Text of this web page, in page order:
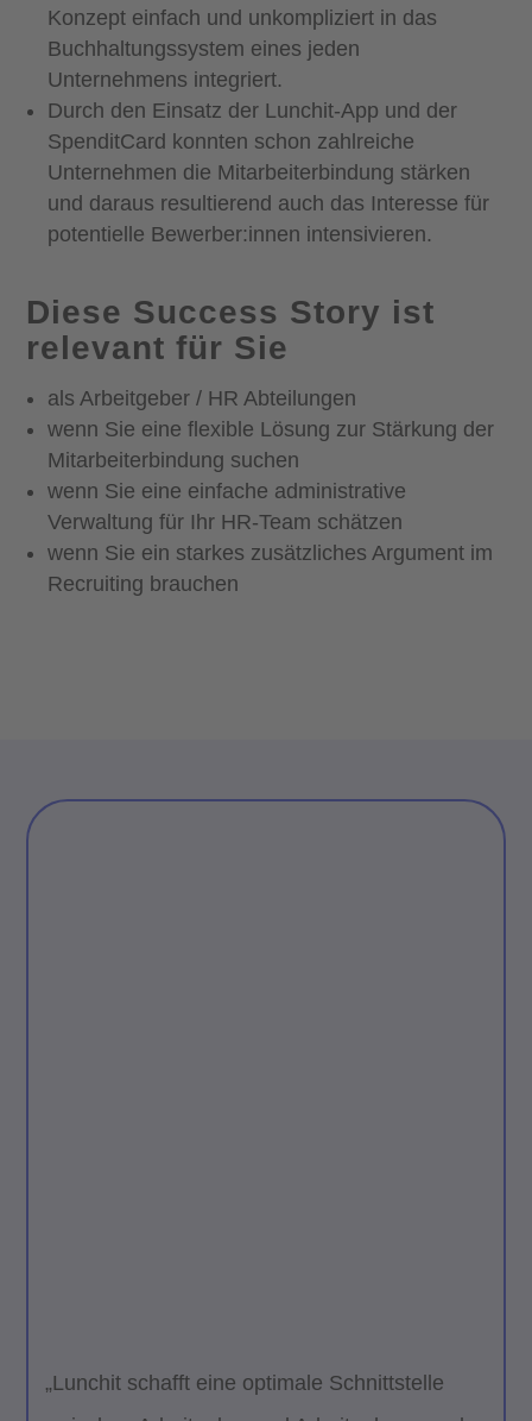
Konzept einfach und unkompliziert in das
Buchhaltungssystem eines jeden
Unternehmens integriert.
Durch den Einsatz der Lunchit-App und der
SpenditCard konnten schon zahlreiche
Unternehmen die Mitarbeiterbindung stärken
und daraus resultierend auch das Interesse für
potentielle Bewerber:innen intensivieren.
Diese Success Story ist
relevant für Sie
als Arbeitgeber / HR Abteilungen
wenn Sie eine flexible Lösung zur Stärkung der
Mitarbeiterbindung suchen
wenn Sie eine einfache administrative
Verwaltung für Ihr HR-Team schätzen
wenn Sie ein starkes zusätzliches Argument im
Recruiting brauchen
„Lunchit schafft eine optimale Schnittstelle